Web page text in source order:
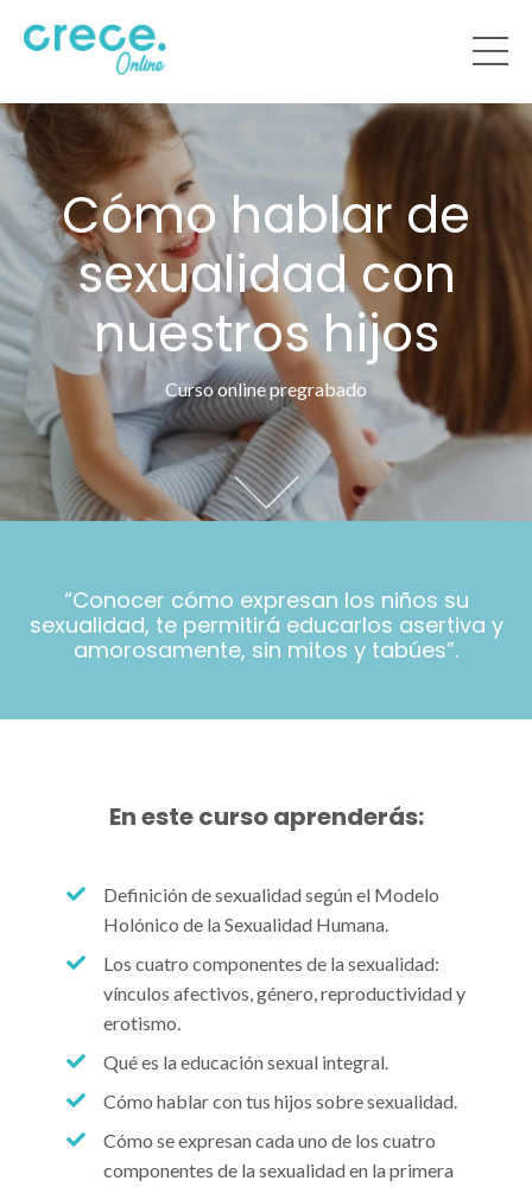
Cómo hablar de
sexualidad con
nuestros hijos
Cursoonline pregrabado
“Conocer cómo expresan los niños su
sexualidad, te permitirá educarlos asertiva y
amorosamente, sin mitos y tabúes”.
En este curso aprenderás:
Definición de sexualidad según el Modelo
Holónico de la Sexualidad Humana.
Los cuatro componentes de la sexualidad:
vínculos afectivos, género, reproductividad y
erotismo.
Qué es la educación sexual integral.
Cómo hablar con tus hijos sobre sexualidad.
Cómo se expresan cada uno de los cuatro
componentes de la sexualidad en la primera